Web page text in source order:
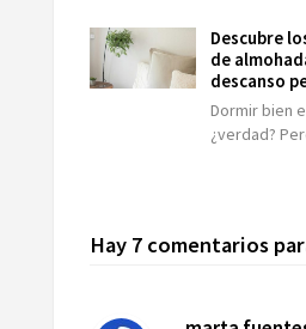
Descubre
de
descanso
Dormir bien
¿verdad?
Hay 7 comentarios